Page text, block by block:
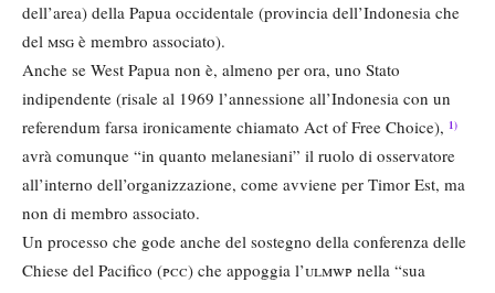
dell’area) della Papua occidentale (provincia dell’Indonesia che
del msg è membro associato).
Anche se West Papua non è, almeno per ora, uno Stato
indipendente (risale al 1969 l’annessione all’Indonesia con un
referendum farsa ironicamente chiamato Act of Free Choice), 1)
avrà comunque “in quanto melanesiani” il ruolo di osservatore
all’interno dell’organizzazione, come avviene per Timor Est, ma
non di membro associato.
Un processo che gode anche del sostegno della conferenza delle
Chiese del Pacifico (pcc) che appoggia l’ulmwp nella “sua